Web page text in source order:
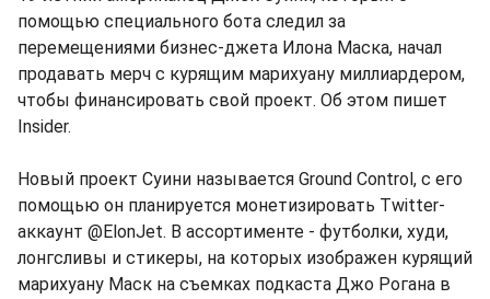
помощью специального бота следил за
перемещениями бизнес-джета Илона Маска, начал
продавать мерч с курящим марихуану миллиардером,
чтобы финансировать свой проект. Об этом пишет
Insider.
Новый проект Суини называется Ground Control, с его
помощью он планируется монетизировать Twitter-
аккаунт @ElonJet. В ассортименте - футболки, худи,
лонгсливы и стикеры, на которых изображен курящий
марихуану Маск на съемках подкаста Джо Рогана в